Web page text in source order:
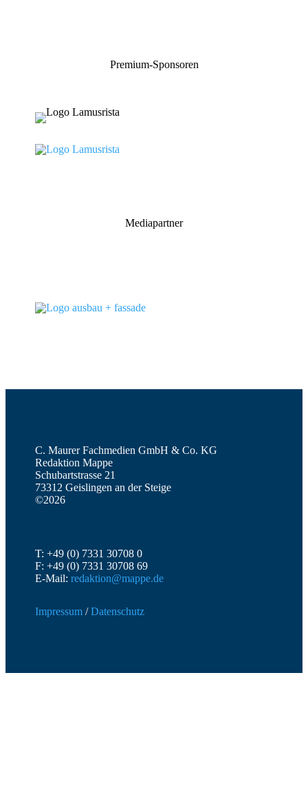
Premium-Sponsoren
Mediapartner
C. Maurer Fachmedien GmbH & Co. KG
Redaktion Mappe
Schubartstrasse 21
73312 Geislingen an der Steige
©2026
T: +49 (0) 7331 30708 0
F: +49 (0) 7331 30708 69
E-Mail:redaktion@mappe.de
Impressum /Datenschutz